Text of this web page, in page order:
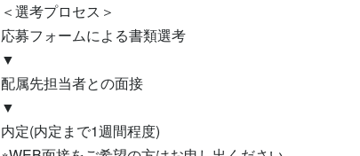
＜選考プロセス＞
応募フォームによる書類選考
▼
配属先担当者との面接
▼
内定(内定まで1週間程度)